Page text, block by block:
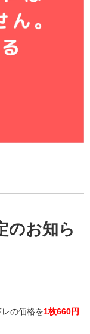
のお知ら
の価格を1枚660円